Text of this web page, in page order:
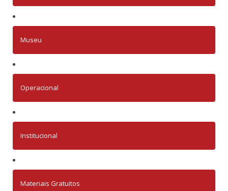
Museu
Operacional
Institucional
Materiais Gratuitos